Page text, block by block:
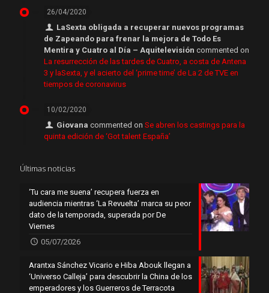
26/04/2020
LaSexta obligada a recuperar nuevos programas
de Zapeando para frenar la mejora de Todo Es
Mentira y Cuatro al Día – Aquitelevisión commented on
La resurrección de las tardes de Cuatro, a costa de Antena
3 y laSexta, y el acierto del ‘prime time’ de La 2 de TVE en
tiempos de coronavirus
10/02/2020
Giovana commented onSe abren los castings para la
quinta edición de ‘Got talent España’
Últimas noticias
‘Tu cara me suena’ recupera fuerza en
audiencia mientras ‘La Revuelta’ marca su peor
dato de la temporada, superada por De
Viernes
05/07/2026
Arantxa Sánchez Vicario e Hiba Abouk llegan a
‘Universo Calleja’ para descubrir la China de los
emperadores y los Guerreros de Terracota